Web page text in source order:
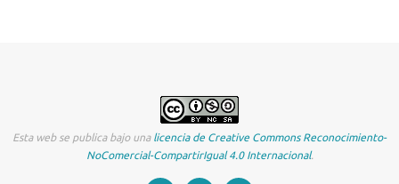
Esta web se publica bajo unalicencia de Creative Commons Reconocimiento-
NoComercial-CompartirIgual 4.0 Internacional.